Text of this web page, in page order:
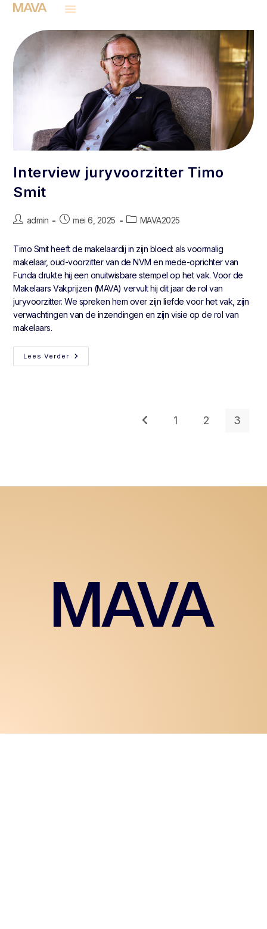
Interview juryvoorzitter Timo
Smit
admin mei 6, 2025 MAVA2025
Timo Smit heeft de makelaardij in zijn bloed: als voormalig
makelaar, oud-voorzitter van de NVM en mede-oprichter van
Funda drukte hij een onuitwisbare stempel op het vak. Voor de
Makelaars Vakprijzen (MAVA) vervult hij dit jaar de rol van
juryvoorzitter. We spreken hem over zijn liefde voor het vak, zijn
verwachtingen van de inzendingen en zijn visie op de rol van
makelaars.
Lees Verder
1 2 3